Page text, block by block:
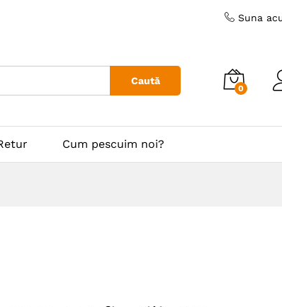
Suna
Caută
0
Cum pescuim noi?